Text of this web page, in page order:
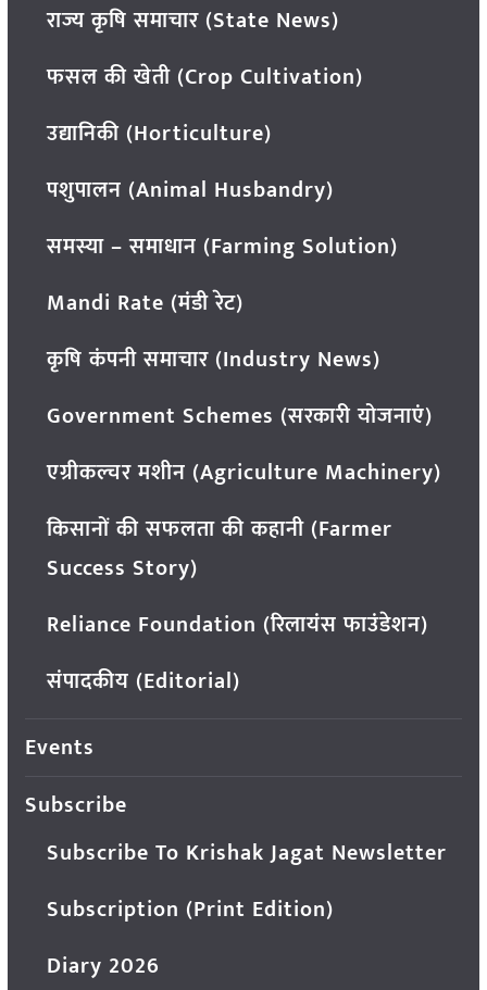
राज्य कृषि समाचार (State News)
फसल की खेती (Crop Cultivation)
उद्यानिकी (Horticulture)
पशुपालन (Animal Husbandry)
समस्या – समाधान (Farming Solution)
Mandi Rate (मंडी रेट)
कृषि कंपनी समाचार (Industry News)
Government Schemes (सरकारी योजनाएं)
एग्रीकल्चर मशीन (Agriculture Machinery)
किसानों की सफलता की कहानी (Farmer
Success Story)
Reliance Foundation (रिलायंस फाउंडेशन)
संपादकीय (Editorial)
Events
Subscribe
Subscribe To Krishak Jagat Newsletter
Subscription (Print Edition)
Diary 2026